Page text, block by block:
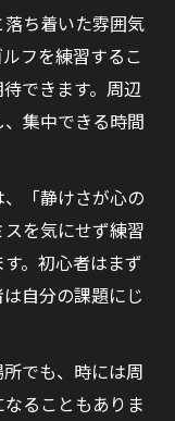
ち着いた雰囲気
フを練習するこ
できます。周辺
集中できる時間
「静けさが心の
を気にせず練習
。初心者はまず
自分の課題にじ
でも、時には周
ることもありま